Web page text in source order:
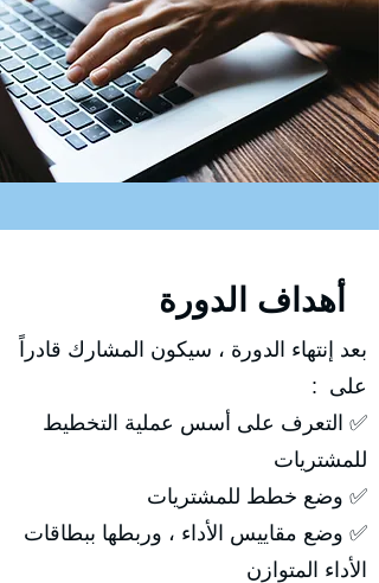
بعد إنتهاء الدورة ، سيكون المشارك قادراً
على :
✅ التعرف على أسس عملية التخطيط
للمشتريات
✅ وضع خطط للمشتريات
✅ وضع مقاييس الأداء ، وربطها ببطاقات
الأداء المتوازن